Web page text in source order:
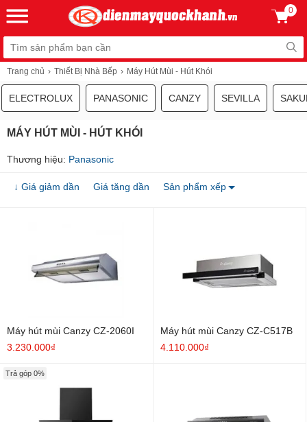
0
Trang chủ Thiết Bị Nhà Bếp Máy Hút Mùi - Hút Khói
ELECTROLUX PANASONIC CANZY SEVILLA
MÁY HÚT MÙI - HÚT KHÓI
Thương hiệu: Panasonic
↓ Giá giảm dần Giá tăng dần Sản phẩm xếp
Máy hút mùi Canzy CZ-2060I
3.230.000₫
Máy hút mùi Canzy CZ-C517B
4.110.000₫
Trả góp 0%